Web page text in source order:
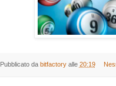
Pubblicato da bitfactory alle 20:19